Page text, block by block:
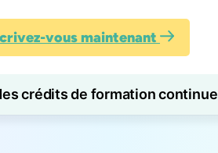
vous maintenant
crédits de formation continue